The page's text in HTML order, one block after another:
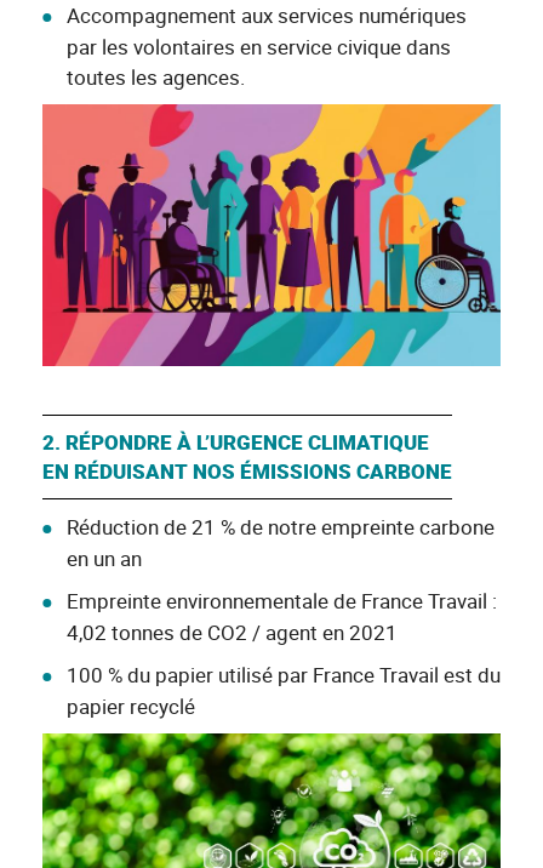
Accompagnement aux services numériques
par les volontaires en service civique dans
toutes les agences.
2. RÉPONDRE À L’URGENCE CLIMATIQUE
EN RÉDUISANT NOS ÉMISSIONS CARBONE
Réduction de 21 % de notre empreinte carbone
en un an
Empreinte environnementale de France Travail :
4,02 tonnes de CO2 / agent en 2021
100 % du papier utilisé par France Travail est du
papier recyclé